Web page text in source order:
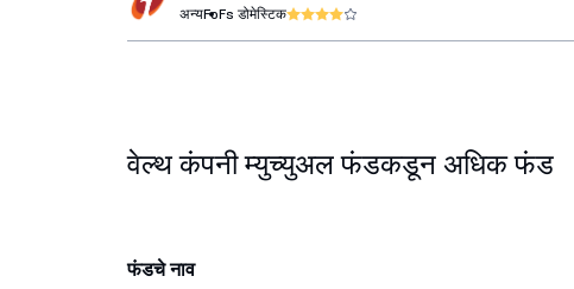
ग्रोथ
अन्यFoFs डोमेस्टिक
वेल्थ कंपनी म्युच्युअल फंडकडून अधिक फंड
फंडचे नाव